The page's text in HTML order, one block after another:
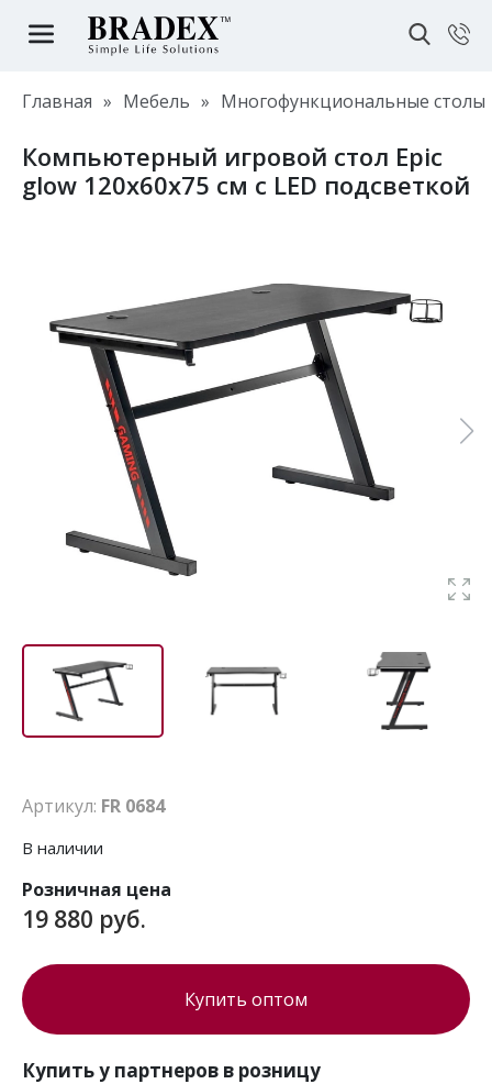
Главная » Мебель » Многофункциональные столы
Компьютерный игровой стол Epic
glow 120х60х75 см с LED подсветкой
Артикул: FR 0684
В наличии
Розничная цена
19 880 руб.
Купить оптом
Купить у партнеров в розницу